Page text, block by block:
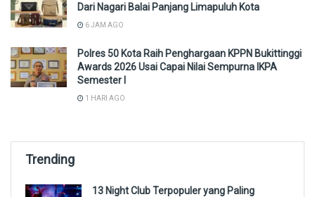
Dari Nagari Balai Panjang Limapuluh Kota
6 JAM AGO
Polres 50 Kota Raih Penghargaan KPPN Bukittinggi
Awards 2026 Usai Capai Nilai Sempurna IKPA
Semester I
1 HARI AGO
Trending
13 Night Club Terpopuler yang Paling